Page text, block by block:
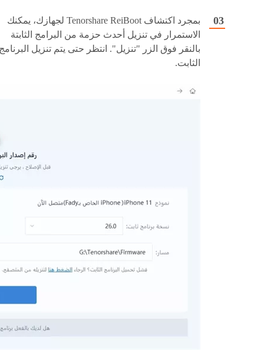
بمجرد اكتشاف Tenorshare ReiBoot لجهازك، يمكنك
الاستمرار في تنزيل أحدث حزمة من البرامج الثابتة
بالنقر فوق الزر "تنزيل". انتظر حتى يتم تنزيل
الثابت.